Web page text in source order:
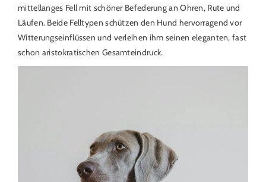
mittellanges Fell mit schöner Befederung an Ohren, Rute und
Läufen. Beide Felltypen schützen den Hund hervorragend vor
Witterungseinflüssen und verleihen ihm seinen eleganten, fast
schon aristokratischen Gesamteindruck.